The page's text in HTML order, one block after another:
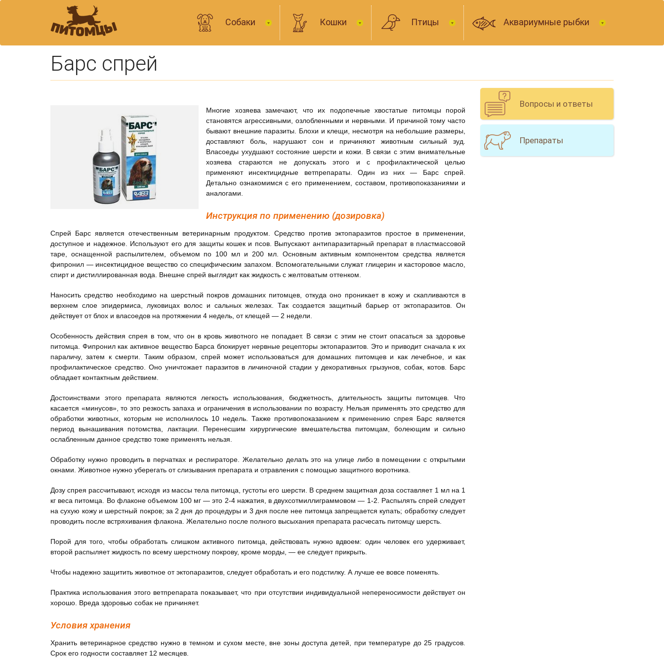
Собаки Кошки Птицы Аквариумные рыбки
Барс спрей
Многие хозяева замечают, что их подопечные хвостатые питомцы порой
становятся агрессивными, озлобленными и нервными. И причиной тому часто
бывают внешние паразиты. Блохи и клещи, несмотря на небольшие размеры,
доставляют боль, нарушают сон и причиняют животным сильный зуд.
Власоеды ухудшают состояние шерсти и кожи. В связи с этим внимательные
хозяева стараются не допускать этого и с профилактической целью
применяют инсектицидные ветпрепараты. Один из них — Барс спрей.
Детально ознакомимся с его применением, составом, противопоказаниями и
аналогами.
Инструкция по применению (дозировка)
Спрей Барс является отечественным ветеринарным продуктом. Средство против эктопаразитов простое в применении,
доступное и надежное. Используют его для защиты кошек и псов. Выпускают антипаразитарный препарат в пластмассовой
таре, оснащенной распылителем, объемом по 100 мл и 200 мл. Основным активным компонентом средства является
фипронил — инсектицидное вещество со специфическим запахом. Вспомогательными служат глицерин и касторовое масло,
спирт и дистиллированная вода. Внешне спрей выглядит как жидкость с желтоватым оттенком.
Наносить средство необходимо на шерстный покров домашних питомцев, откуда оно проникает в кожу и скапливаются в
верхнем слое эпидермиса, луковицах волос и сальных железах. Так создается защитный барьер от эктопаразитов. Он
действует от блох и власоедов на протяжении 4 недель, от клещей — 2 недели.
Особенность действия спрея в том, что он в кровь животного не попадает. В связи с этим не стоит опасаться за здоровье
питомца. Фипронил как активное вещество Барса блокирует нервные рецепторы эктопаразитов. Это и приводит сначала к их
параличу, затем к смерти. Таким образом, спрей может использоваться для домашних питомцев и как лечебное, и как
профилактическое средство. Оно уничтожает паразитов в личиночной стадии у декоративных грызунов, собак, котов. Барс
обладает контактным действием.
Достоинствами этого препарата являются легкость использования, бюджетность, длительность защиты питомцев. Что
касается «минусов», то это резкость запаха и ограничения в использовании по возрасту. Нельзя применять это средство для
обработки животных, которым не исполнилось 10 недель. Также противопоказанием к применению спрея Барс является
период вынашивания потомства, лактации. Перенесшим хирургические вмешательства питомцам, болеющим и сильно
ослабленным данное средство тоже применять нельзя.
Обработку нужно проводить в перчатках и респираторе. Желательно делать это на улице либо в помещении с открытыми
окнами. Животное нужно уберегать от слизывания препарата и отравления с помощью защитного воротника.
Дозу спрея рассчитывают, исходя из массы тела питомца, густоты его шерсти. В среднем защитная доза составляет 1 мл на 1
кг веса питомца. Во флаконе объемом 100 мг — это 2-4 нажатия, в двухсотмиллиграммовом — 1-2. Распылять спрей следует
на сухую кожу и шерстный покров; за 2 дня до процедуры и 3 дня после нее питомца запрещается купать; обработку следует
проводить после встряхивания флакона. Желательно после полного высыхания препарата расчесать питомцу шерсть.
Порой для того, чтобы обработать слишком активного питомца, действовать нужно вдвоем: один человек его удерживает,
второй распыляет жидкость по всему шерстному покрову, кроме морды, — ее следует прикрыть.
Чтобы надежно защитить животное от эктопаразитов, следует обработать и его подстилку. А лучше ее вовсе поменять.
Практика использования этого ветпрепарата показывает, что при отсутствии индивидуальной непереносимости действует он
хорошо. Вреда здоровью собак не причиняет.
Условия хранения
Хранить ветеринарное средство нужно в темном и сухом месте, вне зоны доступа детей, при температуре до 25 градусов.
Срок его годности составляет 12 месяцев.
Вопросы и ответы
Препараты